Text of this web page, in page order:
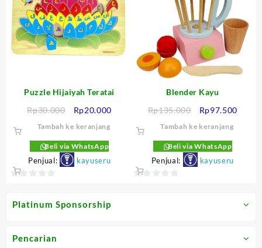
Platinum Sponsorship
Pencarian
Puzzle Hijaiyah Teratai
Rp30.000
Harga
aslinya
Rp30.000.
Rp20.000
Tambah ke keranjang
Beli via WhatsApp
Penjual: kayuseru
of
Blender Kayu
Rp135.000
Harga
aslinya
Rp135.000.
Rp97.500
Tambah ke keranjang
Beli via WhatsApp
Penjual: kayuseru